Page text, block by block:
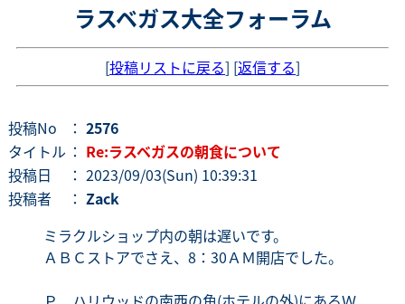
ラスベガス大全フォーラム
[投稿リストに戻る] [返信する]
投稿No ： 2576
タイトル ： Re:ラスベガスの朝食について
投稿日
： 2023/09/03(Sun) 10:39:31
投稿者
： Zack
ミラクルショップ内の朝は遅いです。
ＡＢＣストアでさえ、8：30ＡＭ開店でした。